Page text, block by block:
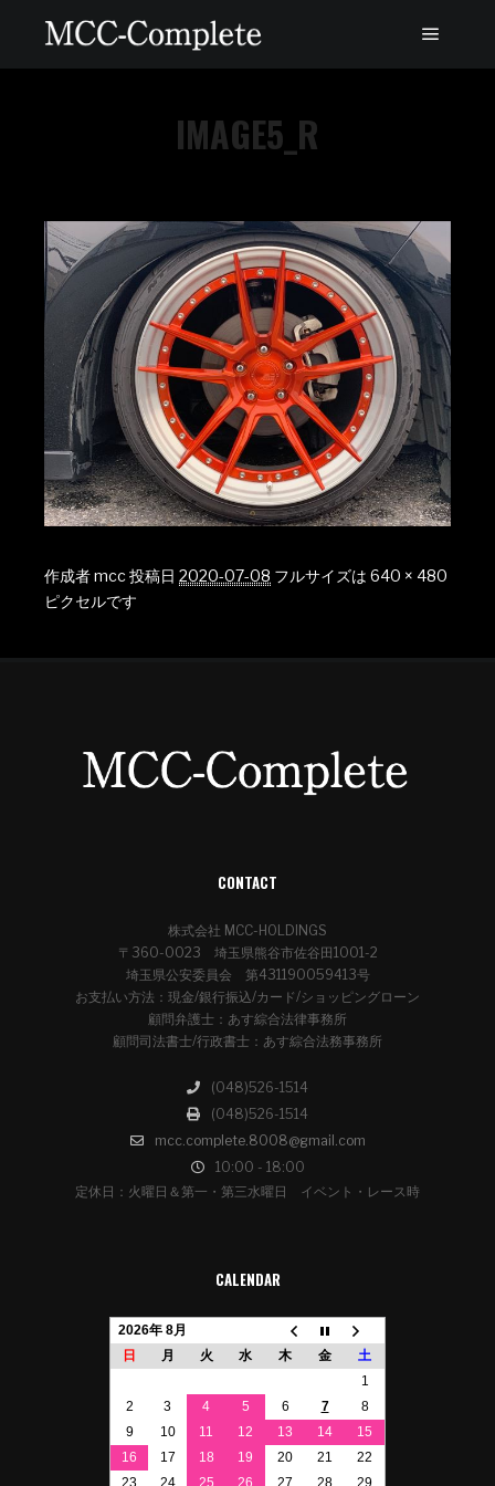
IMAGE5_R
作成者mcc投稿日 2020-07-08 フルサイズは 640 × 480
ピクセルです
CONTACT
株式会社 MCC-HOLDINGS
〒360-0023 埼玉県熊谷市佐谷田1001-2
埼玉県公安委員会 第431190059413号
お支払い方法：現金/銀行振込/カード/ショッピングローン
顧問弁護士：あす綜合法律事務所
顧問司法書士/行政書士：あす綜合法務事務所
(048)526-1514
(048)526-1514
mcc.complete.8008@gmail.com
10:00 - 18:00
定休日：火曜日＆第一・第三水曜日 イベント・レース時
CALENDAR
2026年 8月
日
月 火 水 木 金
土
1
2
3 4 5 6 7
8
9
10 11 12 13 14
15
16
17 18 19 20 21
22
23
24 25 26 27 28 29